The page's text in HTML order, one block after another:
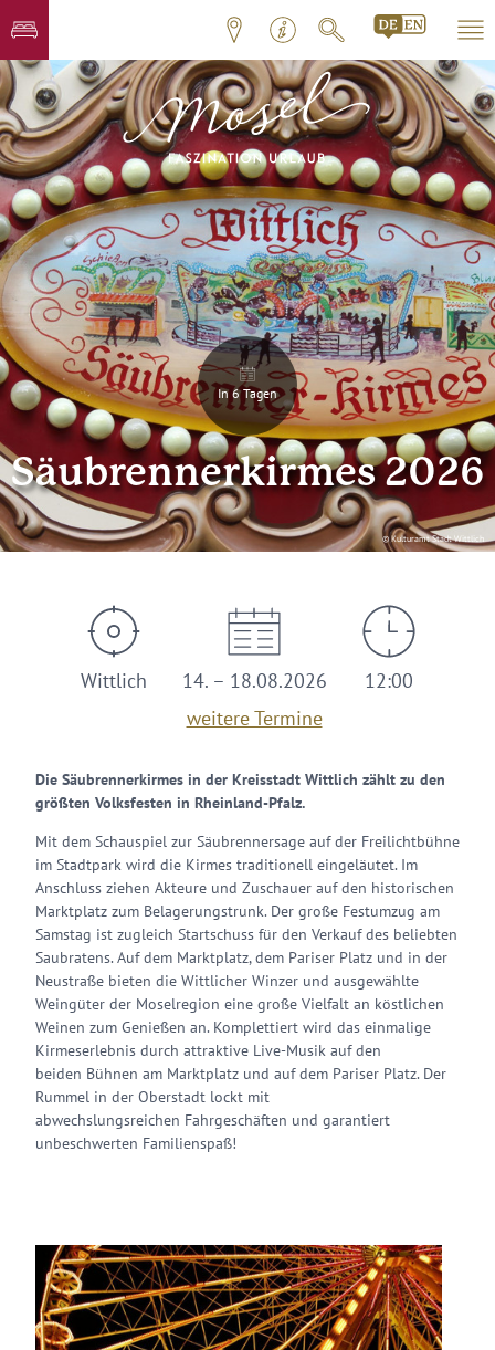
© Kulturamt Stadt Wittlich
In 6 Tagen
Säubrennerkirmes 2026
Wittlich
14. – 18.08.2026
weitere Termine
12:00
Die Säubrennerkirmes in der Kreisstadt Wittlich zählt zu den
größten Volksfesten in Rheinland-Pfalz.
Mit dem Schauspiel zur Säubrennersage auf der Freilichtbühne
im Stadtpark wird die Kirmes traditionell eingeläutet. Im
Anschluss ziehen Akteure und Zuschauer auf den historischen
Marktplatz zum Belagerungstrunk. Der große Festumzug am
Samstag ist zugleich Startschuss für den Verkauf des beliebten
Saubratens. Auf dem Marktplatz, dem Pariser Platz und in der
Neustraße bieten die Wittlicher Winzer und ausgewählte
Weingüter der Moselregion eine große Vielfalt an köstlichen
Weinen zum Genießen an. Komplettiert wird das einmalige
Kirmeserlebnis durch attraktive Live-Musik auf den
beiden Bühnen am Marktplatz und auf dem Pariser Platz. Der
Rummel in der Oberstadt lockt mit
abwechslungsreichen Fahrgeschäften und garantiert
unbeschwerten Familienspaß!